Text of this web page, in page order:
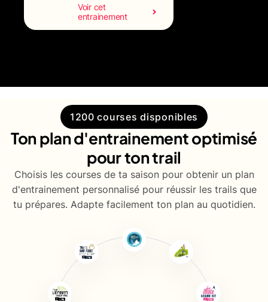
Voir cet
entrainement
1200 courses disponibles
Ton plan d'entrainement optimisé
pour ton trail
Choisis les courses de ta saison pour obtenir un plan
d'entrainement personnalisé pour réussir les trails que
tu prépares. Adapte facilement ton plan au quotidien.